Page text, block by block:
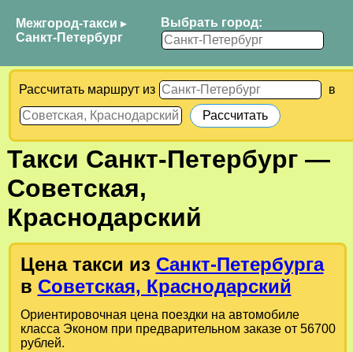
Межгород-такси ▸
Санкт-Петербург
Выбрать город:
Рассчитать маршрут из в
Такси Санкт-Петербург—
Советская,
Краснодарский
Цена такси из Санкт-Петербурга
в Советская, Краснодарский
Ориентировочная цена поездки на автомобиле
класса Эконом при предварительном заказе от 56700
рублей.